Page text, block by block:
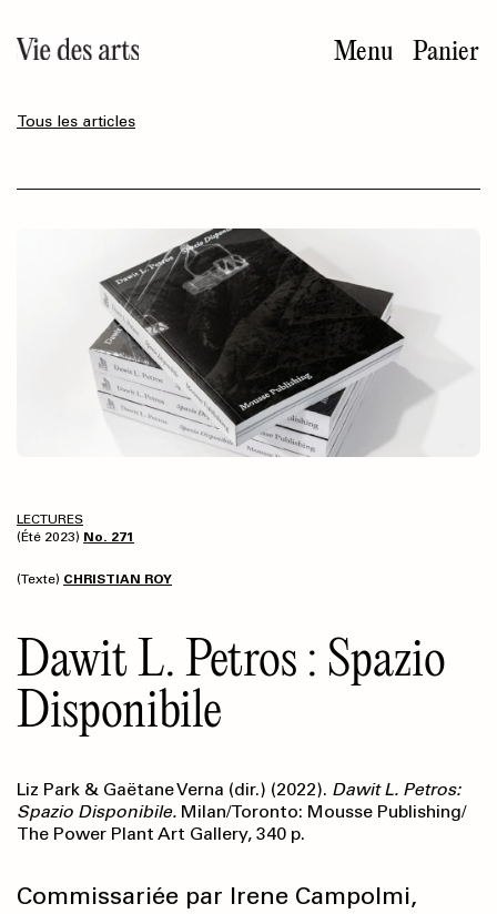
au
contenu
Menu Panier
Tous les articles
LECTURES
(Été 2023) No. 271
(Texte) CHRISTIAN ROY
Dawit L. Petros : Spazio
Disponibile
Liz Park & Gaëtane Verna (dir.) (2022). Dawit L. Petros:
Spazio Disponibile. Milan/Toronto: Mousse Publishing/
The Power Plant Art Gallery, 340 p.
Commissariée par Irene Campolmi,